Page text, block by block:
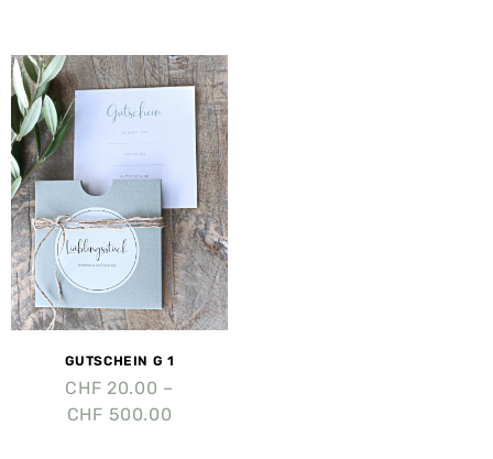
GUTSCHEIN G 1
CHF 20.00 –
CHF 500.00